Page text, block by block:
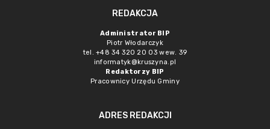
REDAKCJA
Administrator BIP
Piotr Włodarczyk
tel. +48 34 320 20 03 wew. 39
informatyk@kruszyna.pl
Redaktorzy BIP
Pracownicy Urzędu Gminy
ADRES REDAKCJI